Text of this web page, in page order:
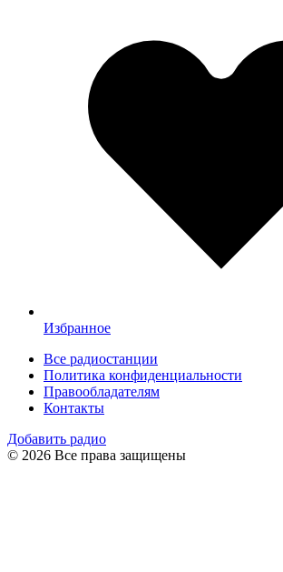
Избранное
Все радиостанции
Политика конфиденциальности
Правообладателям
Контакты
Добавить радио
© 2026 Все права защищены